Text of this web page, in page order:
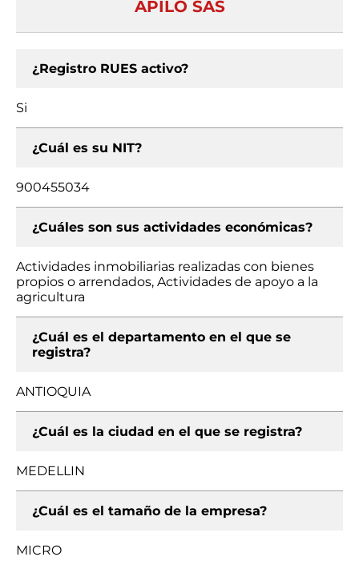
APILO SAS
¿Registro RUES activo?
Si
¿Cuál es su NIT?
900455034
¿Cuáles son sus actividades económicas?
Actividades inmobiliarias realizadas con bienes
propios o arrendados, Actividades de apoyo a la
agricultura
¿Cuál es el departamento en el que se
registra?
ANTIOQUIA
¿Cuál es la ciudad en el que se registra?
MEDELLIN
¿Cuál es el tamaño de la empresa?
MICRO